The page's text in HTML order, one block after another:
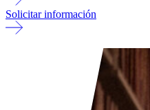
Solicitar información